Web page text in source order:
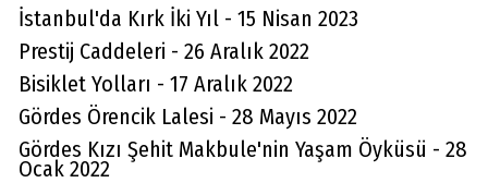
İstanbul'da Kırk İki Yıl - 15 Nisan 2023
Prestij Caddeleri - 26 Aralık 2022
Bisiklet Yolları - 17 Aralık 2022
Gördes Örencik Lalesi - 28 Mayıs 2022
Gördes Kızı Şehit Makbule'nin Yaşam Öyküsü - 28
Ocak 2022